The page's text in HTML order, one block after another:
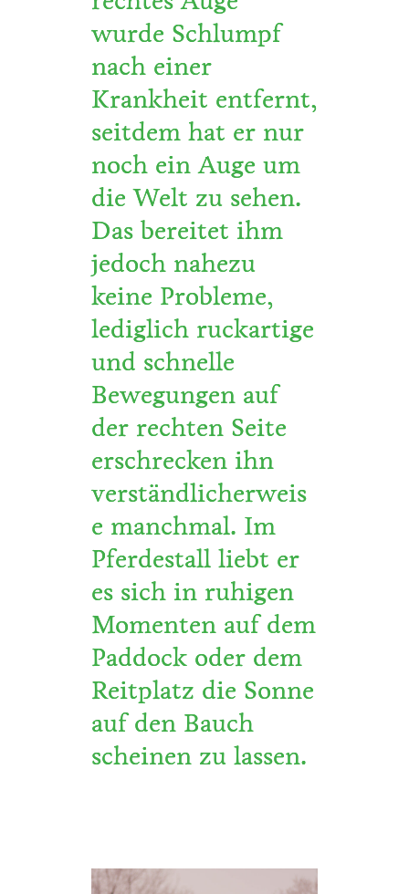
wurde Schlumpf
nach einer
Krankheit entfernt,
seitdem hat er nur
noch ein Auge um
die Welt zu sehen.
Das bereitet ihm
jedoch nahezu
keine Probleme,
lediglich ruckartige
und schnelle
Bewegungen auf
der rechten Seite
erschrecken ihn
verständlicherweis
e manchmal. Im
Pferdestall liebt er
es sich in ruhigen
Momenten auf dem
Paddock oder dem
Reitplatz die Sonne
auf den Bauch
scheinen zu lassen.